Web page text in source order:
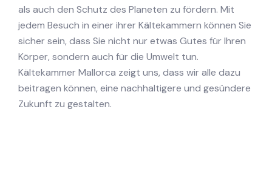
als auch den Schutz des Planeten zu fördern. Mit
jedem Besuch in einer ihrer Kältekammern können Sie
sicher sein, dass Sie nicht nur etwas Gutes für Ihren
Körper, sondern auch für die Umwelt tun.
Kältekammer Mallorca zeigt uns, dass wir alle dazu
beitragen können, eine nachhaltigere und gesündere
Zukunft zu gestalten.